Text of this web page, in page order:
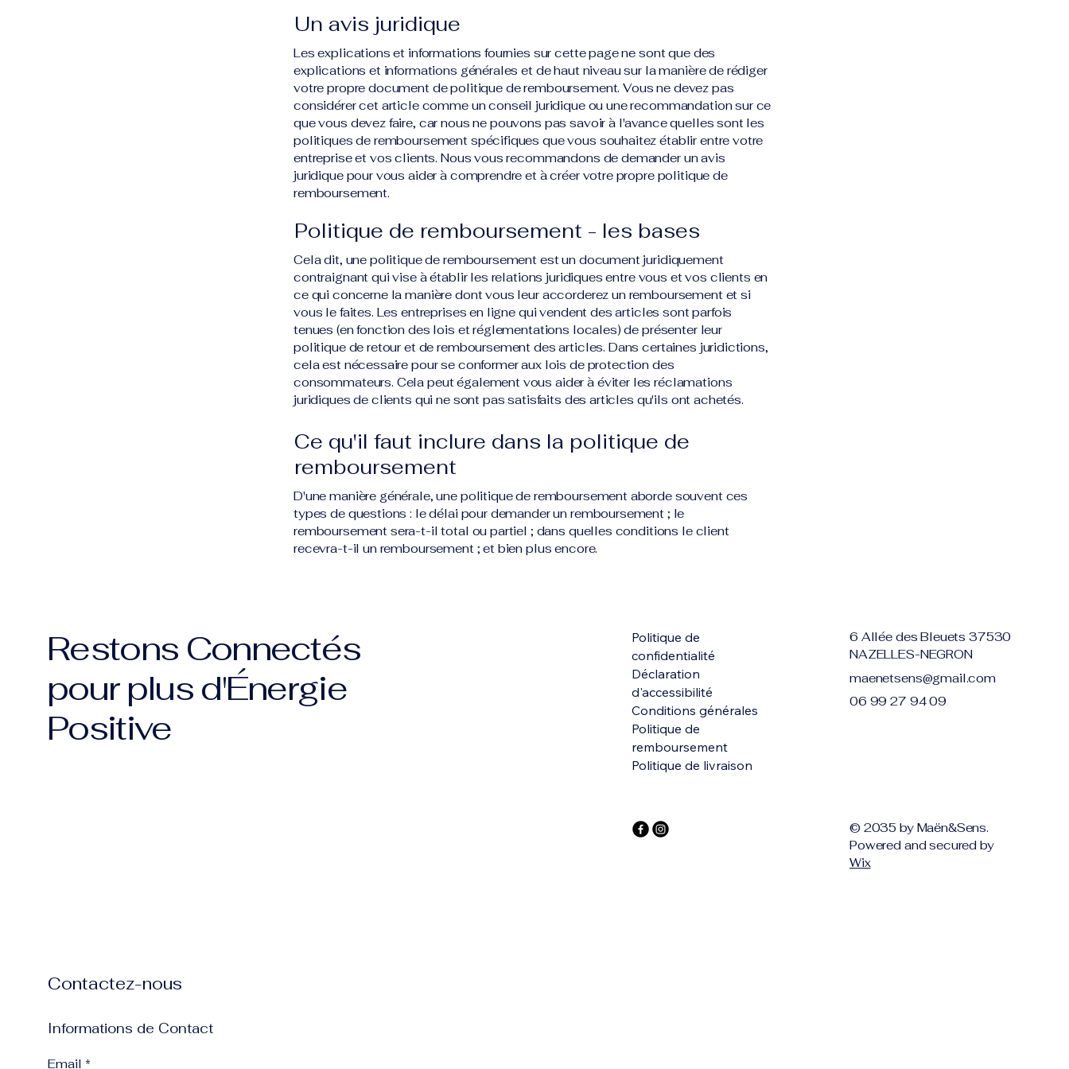
Un avis juridique
Les explications et informations fournies sur cette page ne sont que des
explications et informations générales et de haut niveau sur la manière de rédiger
votre propre document de politique de remboursement. Vous ne devez pas
considérer cet article comme un conseil juridique ou une recommandation sur ce
que vous devez faire, car nous ne pouvons pas savoir à l'avance quelles sont les
politiques de remboursement spécifiques que vous souhaitez établir entre votre
entreprise et vos clients. Nous vous recommandons de demander un avis
juridique pour vous aider à comprendre et à créer votre propre politique de
remboursement.
Politique de remboursement - les bases
Cela dit, une politique de remboursement est un document juridiquement
contraignant qui vise à établir les relations juridiques entre vous et vos clients en
ce qui concerne la manière dont vous leur accorderez un remboursement et si
vous le faites. Les entreprises en ligne qui vendent des articles sont parfois
tenues (en fonction des lois et réglementations locales) de présenter leur
politique de retour et de remboursement des articles. Dans certaines juridictions,
cela est nécessaire pour se conformer aux lois de protection des
consommateurs. Cela peut également vous aider à éviter les réclamations
juridiques de clients qui ne sont pas satisfaits des articles qu'ils ont achetés.
Ce qu'il faut inclure dans la politique de
remboursement
D'une manière générale, une politique de remboursement aborde souvent ces
types de questions : le délai pour demander un remboursement ; le
remboursement sera-t-il total ou partiel ; dans quelles conditions le client
recevra-t-il un remboursement ; et bien plus encore.
Restons Connectés
pour plus d'Énergie
Positive
Contactez-nous
Informations de Contact
Email *
Politique de
confidentialité
Déclaration
d'accessibilité
Conditions générales
Politique de
remboursement
Politique de livraison
6 Allée des Bleuets 37530
NAZELLES-NEGRON
maenetsens@gmail.com
06 99 27 94 09
© 2035 by Maën&Sens.
Powered and secured by
Wix